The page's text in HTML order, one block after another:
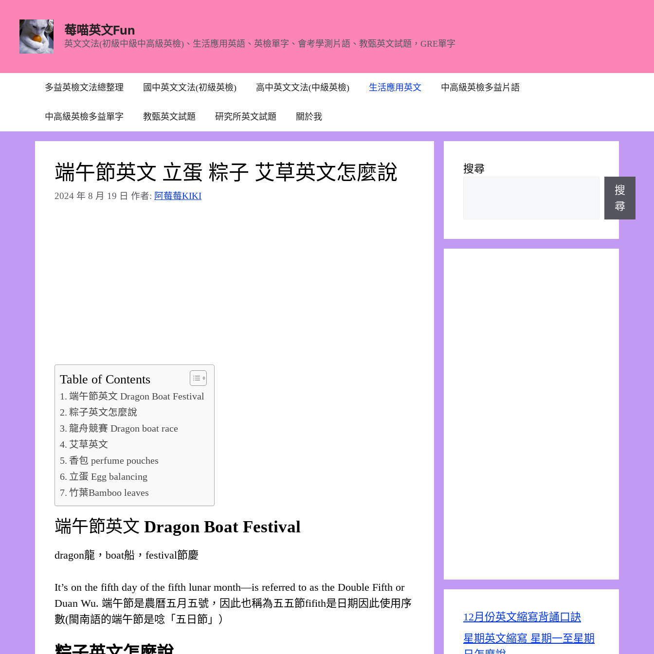
內
莓喵英文Fun
英文文法(初級中級中高級英檢)、生活應用英語、英檢單字、會考學測片語、教甄英文試題，GRE單字
多益英檢文法總整理 國中英文文法(初級英檢) 高中英文文法(中級英檢) 生活應用英文 中高級英檢多益片語
中高級英檢多益單字 教甄英文試題 研究所英文試題 關於我
端午節英文 立蛋 粽子 艾草英文怎麼說
2024 年 8 月 19 日 作者: 阿莓莓KIKI
Table of Contents
端午節英文 Dragon Boat Festival
粽子英文怎麼說
龍舟競賽 Dragon boat race
艾草英文
香包 perfume pouches
立蛋 Egg balancing
竹葉Bamboo leaves
端午節英文 Dragon Boat Festival
dragon龍，boat船，festival節慶
It’s on the fifth day of the fifth lunar month—is referred to as the Double Fifth or
Duan Wu. 端午節是農曆五月五號，因此也稱為五五節fifith是日期因此使用序
數(閩南語的端午節是唸「五日節」）
搜尋
搜
尋
12月份英文縮寫背誦口訣
星期英文縮寫 星期一至星期